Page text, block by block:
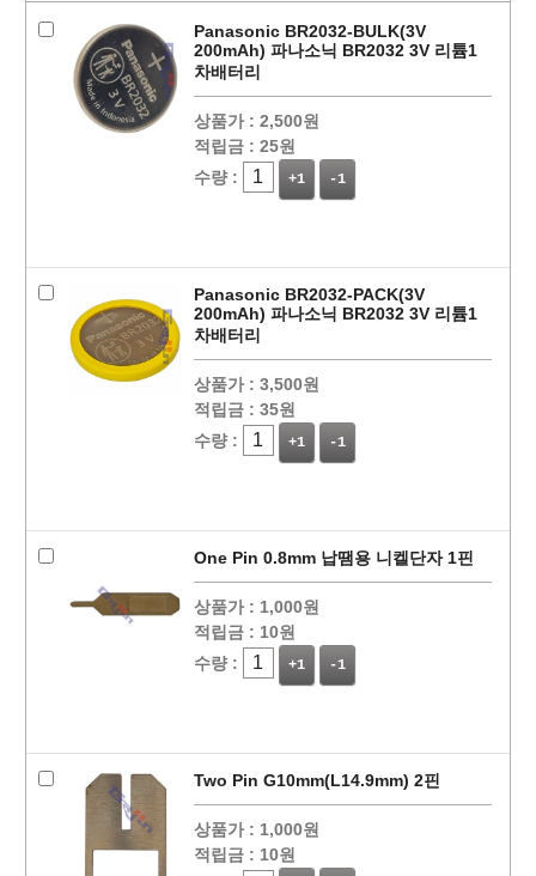
Panasonic BR2032-BULK(3V
200mAh) 파나소닉 BR2032 3V 리튬1
차배터리
상품가 : 2,500원
적립금 : 25원
수량 :
+1 -1
Panasonic BR2032-PACK(3V
200mAh) 파나소닉 BR2032 3V 리튬1
차배터리
상품가 : 3,500원
적립금 : 35원
수량 :
+1 -1
One Pin 0.8mm 납땜용 니켈단자 1핀
상품가 : 1,000원
적립금 : 10원
수량 :
+1 -1
Two Pin G10mm(L14.9mm) 2핀
상품가 : 1,000원
적립금 : 10원